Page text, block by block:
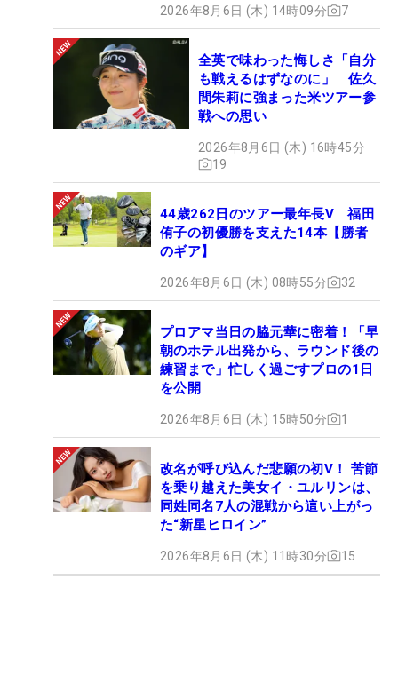
2026年8月6日 (木) 14時09分 7
全英で味わった悔しさ「自分
も戦えるはずなのに」 佐久
間朱莉に強まった米ツアー参
戦への思い
2026年8月6日 (木) 16時45分
19
44歳262日のツアー最年長V 福田
侑子の初優勝を支えた14本【勝者
のギア】
2026年8月6日 (木) 08時55分 32
プロアマ当日の脇元華に密着！「早
朝のホテル出発から、ラウンド後の
練習まで」忙しく過ごすプロの1日
を公開
2026年8月6日 (木) 15時50分 1
改名が呼び込んだ悲願の初V！ 苦節
を乗り越えた美女イ・ユルリンは、
同姓同名7人の混戦から這い上がっ
た“新星ヒロイン”
2026年8月6日 (木) 11時30分 15